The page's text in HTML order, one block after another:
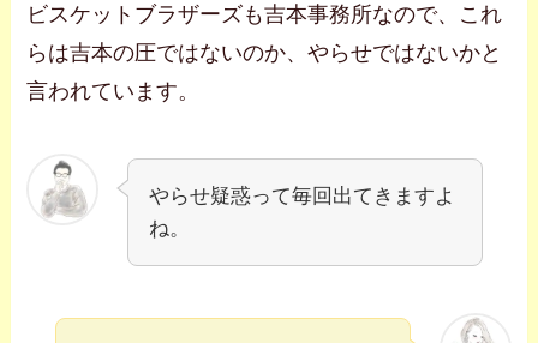
ビスケットブラザーズも吉本事務所なので、これ
らは吉本の圧ではないのか、やらせではないかと
言われています。
やらせ疑惑って毎回出てきますよ
ね。